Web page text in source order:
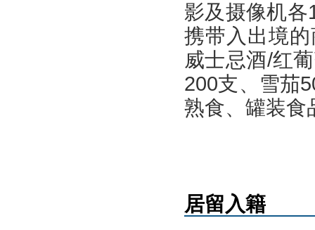
影及摄像机
携带入出境
威士忌酒/红
200支、雪茄
熟食、罐装食
居留入籍